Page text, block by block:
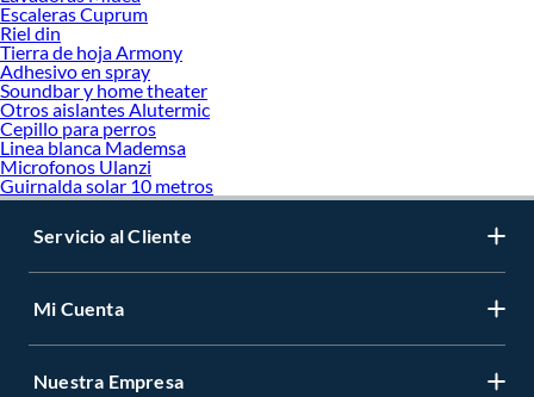
Escaleras Cuprum
Riel din
Tierra de hoja Armony
Adhesivo en spray
Soundbar y home theater
Otros aislantes Alutermic
Cepillo para perros
Linea blanca Mademsa
Microfonos Ulanzi
Guirnalda solar 10 metros
Servicio al Cliente
Mi Cuenta
Nuestra Empresa